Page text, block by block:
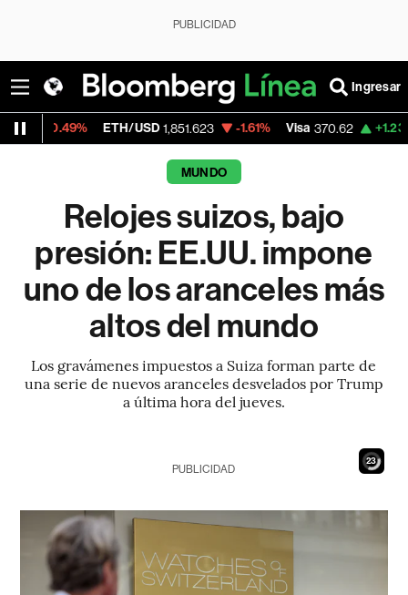
PUBLICIDAD
Ingresar
ETH/USD 1,851.623 -1.61% Visa 370.62 +1.23%
MUNDO
Relojes suizos, bajo
presión: EE.UU. impone
uno de los aranceles más
altos del mundo
Los gravámenes impuestos a Suiza forman parte de
una serie de nuevos aranceles desvelados por Trump
a última hora del jueves.
21
PUBLICIDAD